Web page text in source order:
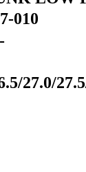
010
27.0/